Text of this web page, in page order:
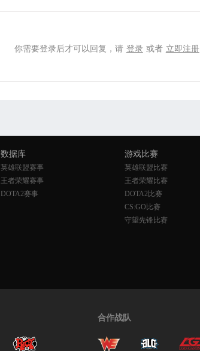
你需要登录后才可以回复，请 登录 或者 立即注册
数据库
英雄联盟赛事
王者荣耀赛事
DOTA2赛事
游戏比赛
英雄联盟比赛
王者荣耀比赛
DOTA2比赛
CS:GO比赛
守望先锋比赛
合作战队